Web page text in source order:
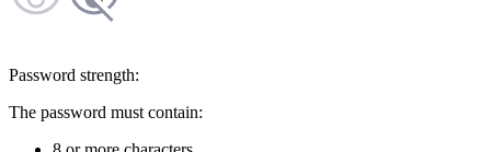
Password strength:
The password must contain: